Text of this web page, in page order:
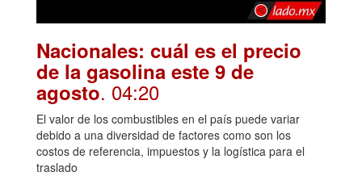
Nacionales: cuál es el precio
de la gasolina este 9 de
agosto. 04:20
El valor de los combustibles en el país puede variar
debido a una diversidad de factores como son los
costos de referencia, impuestos y la logística para el
traslado